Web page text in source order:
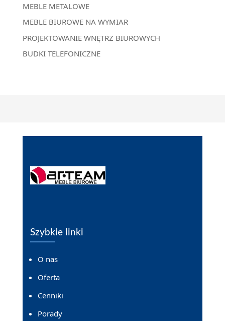
MEBLE METALOWE
MEBLE BIUROWE NA WYMIAR
PROJEKTOWANIE WNĘTRZ BIUROWYCH
BUDKI TELEFONICZNE
Szybkie linki
O nas
Oferta
Cenniki
Porady